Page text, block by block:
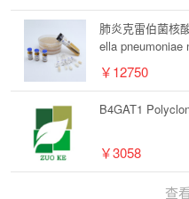
肺炎克雷伯菌核
ella pneumoniae
￥12750
B4GAT1
￥3058
查